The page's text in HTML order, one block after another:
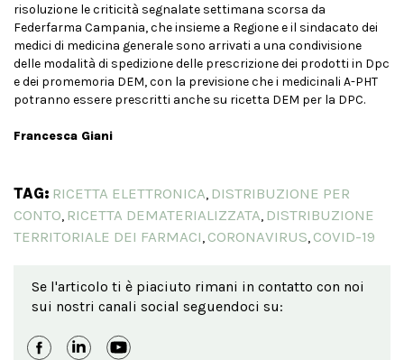
risoluzione le criticità segnalate settimana scorsa da
Federfarma Campania, che insieme a Regione e il sindacato dei
medici di medicina generale sono arrivati a una condivisione
delle modalità di spedizione delle prescrizione dei prodotti in Dpc
e dei promemoria DEM, con la previsione che i medicinali A-PHT
potranno essere prescritti anche su ricetta DEM per la DPC.
Francesca Giani
TAG: RICETTA ELETTRONICA, DISTRIBUZIONE PER
CONTO, RICETTA DEMATERIALIZZATA, DISTRIBUZIONE
TERRITORIALE DEI FARMACI, CORONAVIRUS, COVID-19
Se l'articolo ti è piaciuto rimani in contatto con noi
sui nostri canali social seguendoci su: